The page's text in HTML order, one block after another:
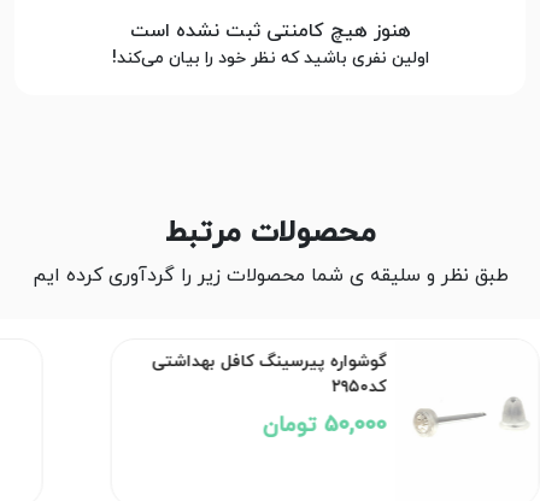
هنوز هیچ کامنتی ثبت نشده است
اولین نفری باشید که نظر خود را بیان می‌کند!
محصولات مرتبط
طبق نظر و سلیقه ی شما محصولات زیر را گردآوری کرده ایم
گوشواره پیرسینگ کافل بهداشتی
کد۲۹۵۰
50,000 تومان